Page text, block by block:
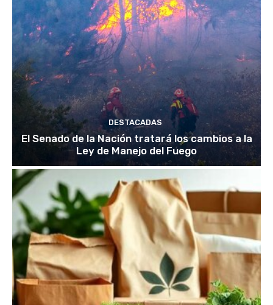
DESTACADAS
El Senado de la Nación tratará los cambios a la
Ley de Manejo del Fuego